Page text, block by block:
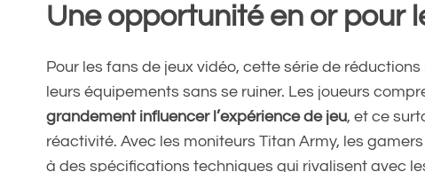
Une opportunité en or pour
Pour les fans de jeux vidéo, cette série de
leurs équipements sans se ruiner. Les joueurs
grandement influencer l’expérience de jeu, et ce
réactivité. Avec les moniteurs Titan Army, les
à des spécifications techniques qui rivalisent avec